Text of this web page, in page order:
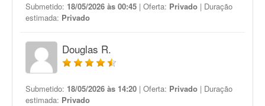
Submetido: 18/05/2026 às 00:45 | Oferta: Privado | Duração
estimada: Privado
Douglas R.
Submetido: 18/05/2026 às 14:20 | Oferta: Privado | Duração
estimada: Privado